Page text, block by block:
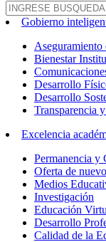
Gobierno
Aseguramiento
Bienestar
Desarrollo
Desarrollo
Transparencia
Excelencia
Permanencia y
Oferta de
Medios
Investigación
Educación
Desarrollo
Calidad de la